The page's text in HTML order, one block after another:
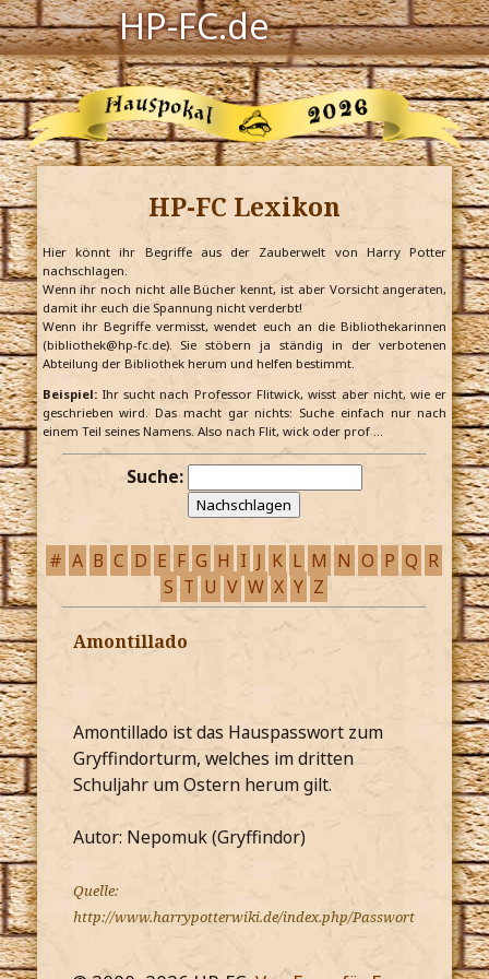
HP-FC.de
Navigation
Harry Potter
Der HP-FC
Hogwarts
Zauberwelt
Willkommen
Jetzt Fanclub-Mitglied werden!
HP-FC Lexikon
Hier könnt ihr Begriffe aus der Zauberwelt von Harry Potter
nachschlagen.
Wenn ihr noch nicht alle Bücher kennt, ist aber Vorsicht angeraten,
damit ihr euch die Spannung nicht verderbt!
Wenn ihr Begriffe vermisst, wendet euch an die Bibliothekarinnen
(bibliothek@hp-fc.de). Sie stöbern ja ständig in der verbotenen
Abteilung der Bibliothek herum und helfen bestimmt.
Beispiel:Ihr sucht nach Professor Flitwick, wisst aber nicht, wie er
geschrieben wird. Das macht gar nichts: Suche einfach nur nach
einem Teil seines Namens. Also nach Flit, wick oder prof …
Suche:
# A B C D E F G H I J K L M N O P Q R
S T U V W X Y Z
Amontillado
Amontillado ist das Hauspasswort zum
Gryffindorturm, welches im dritten
Schuljahr um Ostern herum gilt.
Autor: Nepomuk (Gryffindor)
Quelle:
http://www.harrypotterwiki.de/index.php/Passwort